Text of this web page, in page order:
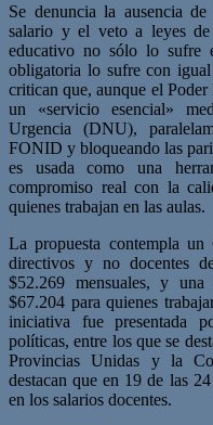
Se denuncia la ausencia
salario y el veto a leyes de
educativo no sólo lo sufre
obligatoria lo sufre con
critican que, aunque el
un «servicio esencial»
Urgencia (DNU),
FONID y bloqueando las
es usada como una
compromiso real con la
quienes trabajan en las aulas.
La propuesta contempla un
directivos y no docentes
$52.269 mensuales, y una
$67.204 para quienes
iniciativa fue presentada
políticas, entre los que se
Provincias Unidas y la
destacan que en 19 de las
en los salarios docentes.